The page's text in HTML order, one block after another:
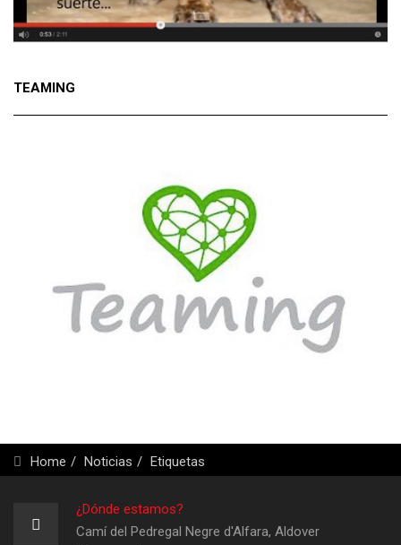
TEAMING
Home Noticias Etiquetas
¿Dónde estamos?
Camí del Pedregal Negre d'Alfara, Aldover